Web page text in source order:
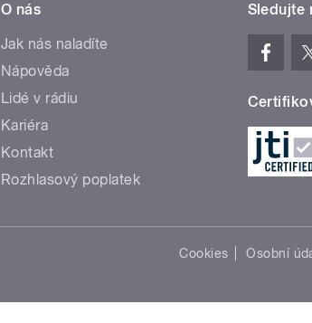
O nás
Jak nás naladíte
Nápověda
Lidé v rádiu
Kariéra
Kontakt
Rozhlasový poplatek
Sledujte
Cookies Osobní